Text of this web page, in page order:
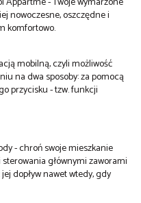
nowoczesne, oszczędne i
komfortowo.
mobilną, czyli możliwość
na dwa sposoby: za pomocą
przycisku - tzw. funkcji
- chroń swoje mieszkanie
głównymi zaworami
dopływ nawet wtedy, gdy